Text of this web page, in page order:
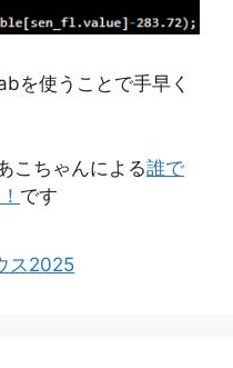
を使うことで手早く
こちゃんによる誰で
です
ス2025